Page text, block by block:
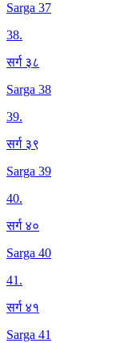
Sarga 37
38.
सर्ग ३८
Sarga 38
39.
सर्ग ३९
Sarga 39
40.
सर्ग ४०
Sarga 40
41.
सर्ग ४१
Sarga 41